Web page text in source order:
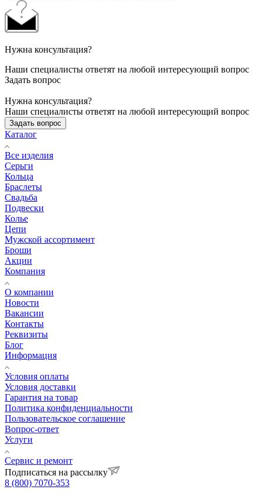
Нужна консультация?
Наши специалисты ответят на любой интересующий вопрос
Задать вопрос
Нужна консультация?
Наши специалисты ответят на любой интересующий вопрос
Задать вопрос
Каталог
Все изделия
Серьги
Кольца
Браслеты
Свадьба
Подвески
Колье
Цепи
Мужской ассортимент
Броши
Акции
Компания
О компании
Новости
Вакансии
Контакты
Реквизиты
Блог
Информация
Условия оплаты
Условия доставки
Гарантия на товар
Политика конфиденциальности
Пользовательское соглашение
Вопрос-ответ
Услуги
Сервис и ремонт
Подписаться на рассылку
8 (800) 7070-353